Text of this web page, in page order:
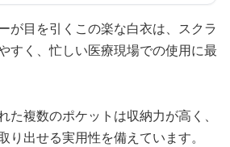
が目を引くこの楽な白衣は、スクラ
すく、忙しい医療現場での使用に最
た複数のポケットは収納力が高く、
り出せる実用性を備えています。